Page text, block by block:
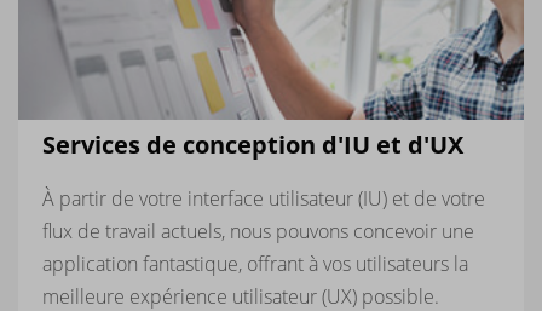
Services de conception d'IU et d'UX
À partir de votre interface utilisateur (IU) et de votre
flux de travail actuels, nous pouvons concevoir une
application fantastique, offrant à vos utilisateurs la
meilleure expérience utilisateur (UX) possible.